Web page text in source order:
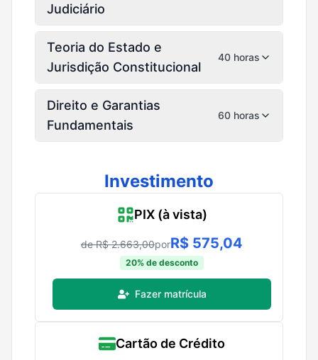
Judiciário
Teoria do Estado e
Jurisdição Constitucional
40 horas
Direito e Garantias
Fundamentais
60 horas
Investimento
PIX (à vista)
de R$2.663,00porR$ 575,04
20% de desconto
Fazer matrícula
Cartão de Crédito